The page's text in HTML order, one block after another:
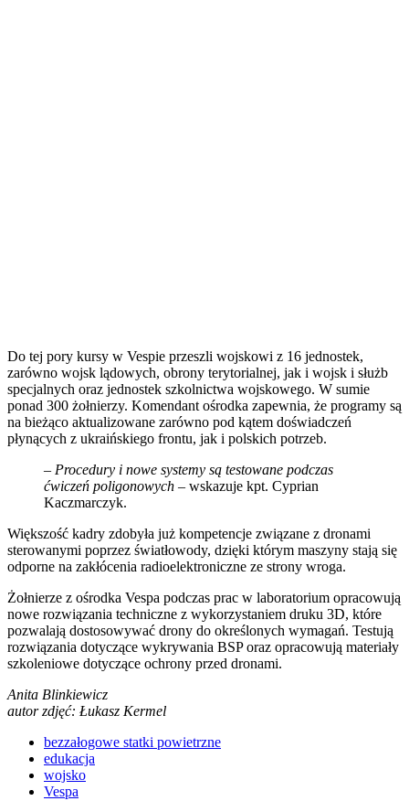
Do tej pory kursy w Vespie przeszli wojskowi z 16 jednostek,
zarówno wojsk lądowych, obrony terytorialnej, jak i wojsk i służb
specjalnych oraz jednostek szkolnictwa wojskowego. W sumie
ponad 300 żołnierzy. Komendant ośrodka zapewnia, że programy są
na bieżąco aktualizowane zarówno pod kątem doświadczeń
płynących z ukraińskiego frontu, jak i polskich potrzeb.
– Procedury i nowe systemy są testowane podczas
ćwiczeń poligonowych – wskazuje kpt. Cyprian
Kaczmarczyk.
Większość kadry zdobyła już kompetencje związane z dronami
sterowanymi poprzez światłowody, dzięki którym maszyny stają się
odporne na zakłócenia radioelektroniczne ze strony wroga.
Żołnierze z ośrodka Vespa podczas prac w laboratorium opracowują
nowe rozwiązania techniczne z wykorzystaniem druku 3D, które
pozwalają dostosowywać drony do określonych wymagań. Testują
rozwiązania dotyczące wykrywania BSP oraz opracowują materiały
szkoleniowe dotyczące ochrony przed dronami.
Anita Blinkiewicz
autor zdjęć: Łukasz Kermel
bezzałogowe statki powietrzne
edukacja
wojsko
Vespa